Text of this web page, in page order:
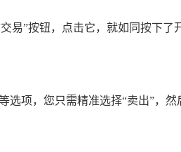
易”按钮，点击它，就如同按下了
选项，您只需精准选择“卖出”，